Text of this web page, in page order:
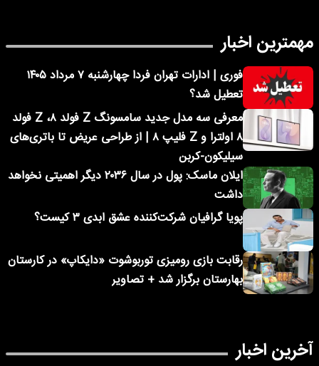
مهمترین اخبار
فوری | ادارات تهران فردا چهارشنبه ۷ مرداد ۱۴۰۵
تعطیل شد؟
معرفی سه مدل جدید سامسونگ Z فولد ۸، Z فولد
۸ اولترا و Z فلیپ ۸ | از طراحی عریض تا باتری‌های
سیلیکون-کربن
ایلان ماسک: پول در سال ۲۰۳۶ دیگر اهمیتی نخواهد
داشت
پویا گرافیان شرکت‌کننده عشق ابدی ۳ کیست؟
رقابت بازی رومیزی توربوشوت «دایکاپ» در کارستان
بهارستان برگزار شد + تصاویر
آخرین اخبار